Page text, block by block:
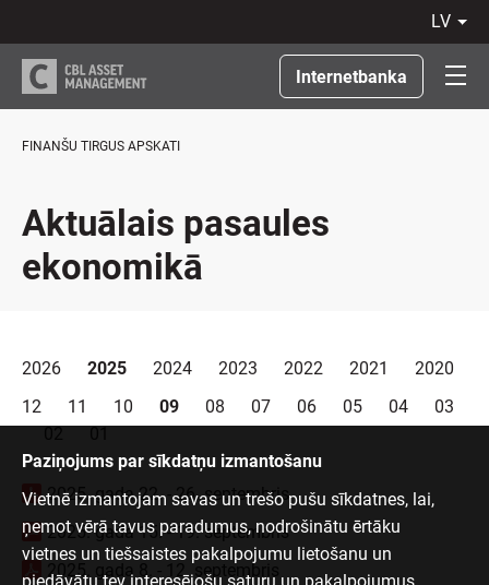
LV
RU
EN
LT
Internetbanka
FINANŠU TIRGUS APSKATI
Aktuālais pasaules
ekonomikā
2026 2025 2024 2023 2022 2021
2020
12
11 10 09 08 07 06 05 04
03
2025. gada 22. - 26. septembris
2025. gada 15. - 19. septembris
2025. gada 8. - 12. septembris
Paziņojums par sīkdatņu izmantošanu
Vietnē izmantojam savas un trešo pušu sīkdatnes, lai,
ņemot vērā tavus paradumus, nodrošinātu ērtāku
vietnes un tiešsaistes pakalpojumu lietošanu un